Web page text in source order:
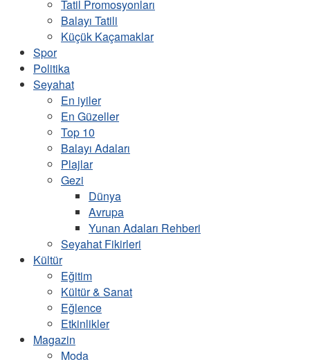
Tatil Promosyonları
Balayı Tatili
Küçük Kaçamaklar
Spor
Politika
Seyahat
En iyiler
En Güzeller
Top 10
Balayı Adaları
Plajlar
Gezi
Dünya
Avrupa
Yunan Adaları Rehberi
Seyahat Fikirleri
Kültür
Eğitim
Kültür & Sanat
Eğlence
Etkinlikler
Magazin
Moda